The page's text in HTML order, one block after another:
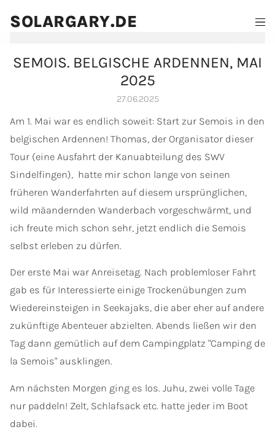
SOLARGARY.DE
SEMOIS. BELGISCHE ARDENNEN, MAI
2025
27.06.2025
Am 1. Mai war es endlich soweit: Start zur Semois in den
belgischen Ardennen! Thomas, der Organisator dieser
Tour (eine Ausfahrt der Kanuabteilung des SWV
Sindelfingen), hatte mir schon lange von seinen
früheren Wanderfahrten auf diesem ursprünglichen,
wild mäandernden Wanderbach vorgeschwärmt, und
ich freute mich schon sehr, jetzt endlich die Semois
selbst erleben zu dürfen.
Der erste Mai war Anreisetag. Nach problemloser Fahrt
gab es für Interessierte einige Trockenübungen zum
Wiedereinsteigen in Seekajaks, die aber eher auf andere
zukünftige Abenteuer abzielten. Abends ließen wir den
Tag dann gemütlich auf dem Campingplatz "Camping de
la Semois" ausklingen.
Am nächsten Morgen ging es los. Juhu, zwei volle Tage
nur paddeln! Zelt, Schlafsack etc. hatte jeder im Boot
dabei.